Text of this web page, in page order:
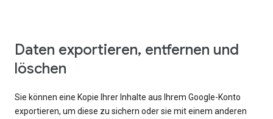
Daten exportieren, entfernen und
löschen
Sie können eine Kopie Ihrer Inhalte aus Ihrem Google-Konto
exportieren, um diese zu sichern oder sie mit einem anderen